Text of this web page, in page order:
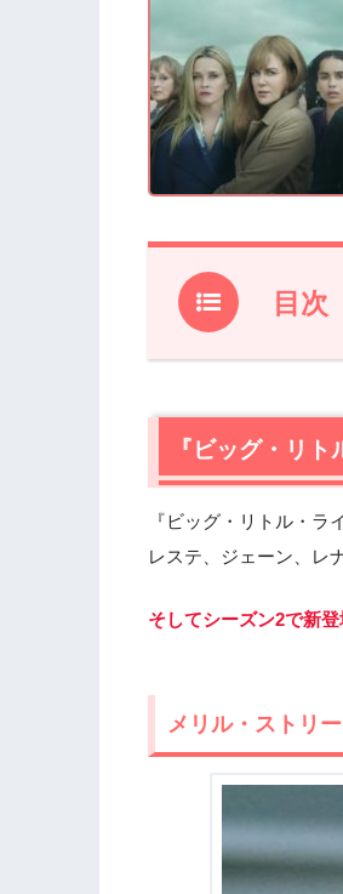
目次
1.『ビッグ・リ
2.【ネタバレ】
2.1あの“事故”
2.2 事件を嗅
2.3 裁判で明
3. 『ビッグ・リ
『ビッグ・リ
『ビッグ・リトル・ラ
レステ、ジェーン、レ
そしてシーズン2で新
メリル・ストリ